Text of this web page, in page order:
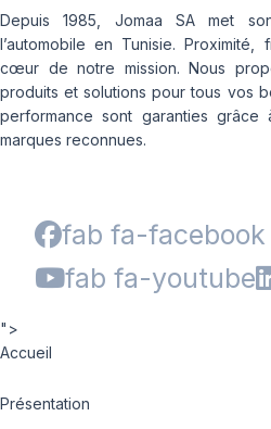
Depuis 1985, Jomaa SA met
l’automobile en Tunisie.
cœur de notre mission. Nous
produits et solutions pour tous vos
performance sont garanties
marques reconnues.
fab fa-facebook
fab fa-youtube
">
Accueil
Présentation